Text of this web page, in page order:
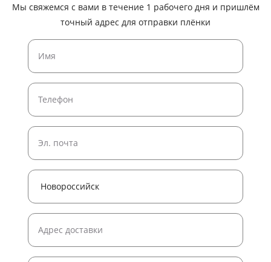
Мы свяжемся с вами в течение 1 рабочего дня и пришлём
точный адрес для отправки плёнки